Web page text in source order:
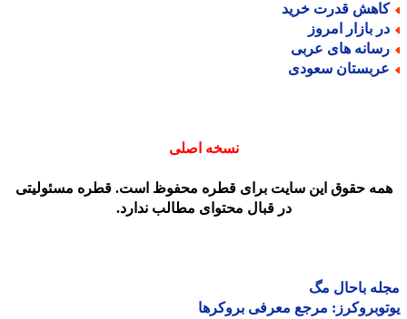
قدرت خرید
بازار امروز
های عربی
سعودی
نسخه اصلی
حقوق این سایت برای قطره محفوظ است. قطره مسئولیتی
در قبال محتوای مطالب ندارد.
باحال مگ
مرجع معرفی بروکرها